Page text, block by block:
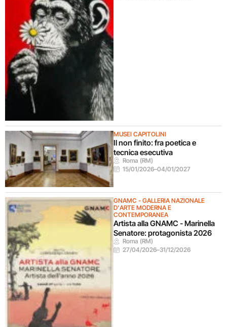
MUSEI CAPITOLINI
Il non finito: fra poetica e
tecnica esecutiva
Roma (RM)
15/01/2026–04/01/2027
GNAMC - GALLERIA NAZIONALE
D'ARTE MODERNA E
CONTEMPORANEA
Artista alla GNAMC - Marinella
Senatore: protagonista 2026
Roma (RM)
27/04/2026–31/12/2026